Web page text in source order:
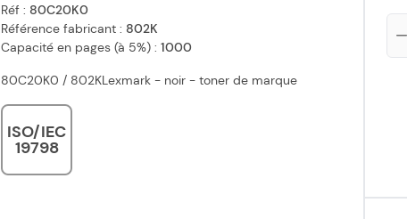
Réf : 80C20K0
Référence fabricant : 802K
Capacité en pages (à 5%) : 1000
80C20K0 / 802KLexmark - noir - toner de marque
ISO/IEC
19798